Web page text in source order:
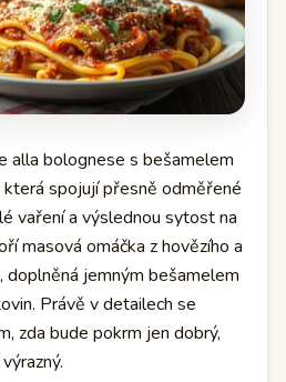
alla bolognese s bešamelem
spojují přesně odměřené
vaření a výslednou sytost na
masová omáčka z hovězího a
doplněná jemným bešamelem
Právě v detailech se
zda bude pokrm jen dobrý,